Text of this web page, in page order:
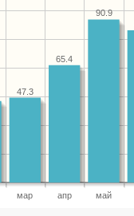
мар апр май
90.9
65.4
47.3